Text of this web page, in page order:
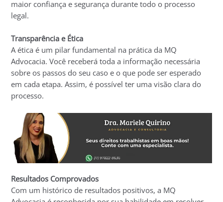
maior confiança e segurança durante todo o processo
legal.
Transparência e Ética
A ética é um pilar fundamental na prática da MQ
Advocacia. Você receberá toda a informação necessária
sobre os passos do seu caso e o que pode ser esperado
em cada etapa. Assim, é possível ter uma visão clara do
processo.
Resultados Comprovados
Com um histórico de resultados positivos, a MQ